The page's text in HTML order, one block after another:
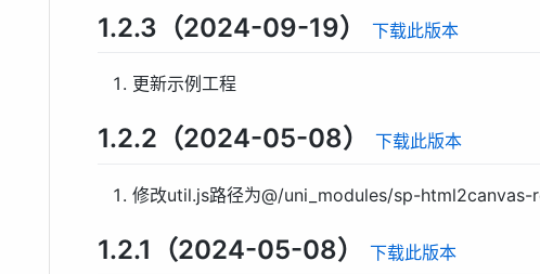
1.2.3（2024-09-19） 下载此版本
更新示例工程
1.2.2（2024-05-08） 下载此版本
修改util.js路径为@/uni_modules/sp-
1.2.1（2024-05-08） 下载此版本